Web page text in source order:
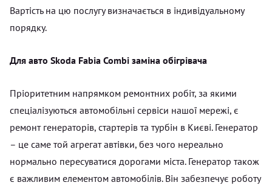
Вартість на цю послугу визначається в індивідуальному
порядку.
Для авто Skoda Fabia Combi заміна обігрівача
Пріоритетним напрямком ремонтних робіт, за якими
спеціалізуються автомобільні сервіси нашої мережі, є
ремонт генераторів, стартерів та турбін в Києві. Генератор
– це саме той агрегат автівки, без чого нереально
нормально пересуватися дорогами міста. Генератор також
є важливим елементом автомобілів. Він забезпечує роботу